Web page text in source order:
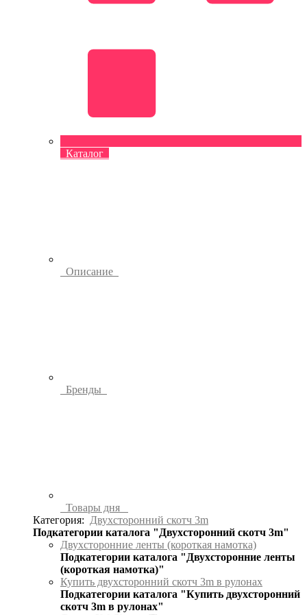
Каталог
Описание
Бренды
Товары дня
Категория:
Двухсторонний скотч 3m
Подкатегории каталога "Двухсторонний скотч 3m"
Двухсторонние ленты (короткая намотка)
Подкатегории каталога "Двухсторонние ленты
(короткая намотка)"
Купить двухсторонний скотч 3m в рулонах
Подкатегории каталога "Купить двухсторонний
скотч 3m в рулонах"